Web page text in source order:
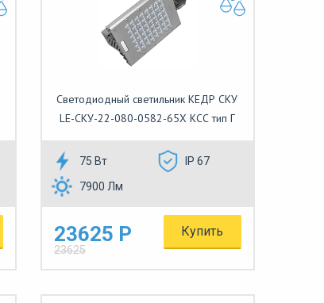
Светодиодный светильник КЕДР СКУ
LE-СКУ-22-080-0582-65Х КСС тип Г
75 Вт
IP 67
7900 Лм
23625 Р
23625
Купить